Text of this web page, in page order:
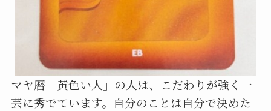
マヤ暦「黄色い人」の人は、こだわりが強く一
芸に秀でています。自分のことは自分で決めた